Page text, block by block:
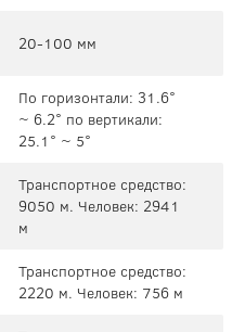
20-100 мм
По горизонтали: 31.6°
~ 6.2° по вертикали:
25.1° ~ 5°
Транспортное средство:
9050 м. Человек: 2941
м
Транспортное средство:
2220 м. Человек: 756 м